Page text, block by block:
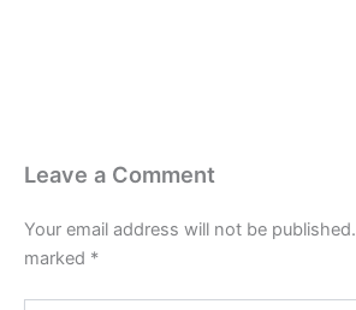
Leave a Comment
Your email address will not be published.
marked *